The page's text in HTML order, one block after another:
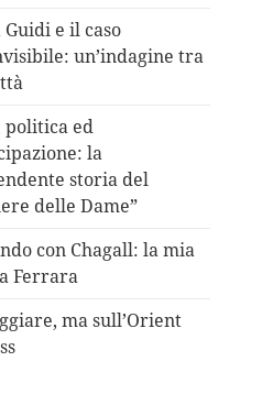
e il caso
un’indagine tra
politica ed
la
storia del
delle Dame”
con Chagall: la mia
Ferrara
ma sull’Orient